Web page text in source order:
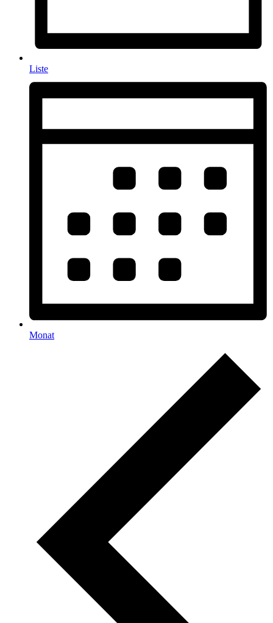
Liste
Monat